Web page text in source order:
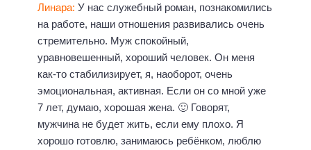
Линара: У нас служебный роман, познакомились
на работе, наши отношения развивались очень
стремительно. Муж спокойный,
уравновешенный, хороший человек. Он меня
как-то стабилизирует, я, наоборот, очень
эмоциональная, активная. Если он со мной уже
7 лет, думаю, хорошая жена. 🙂 Говорят,
мужчина не будет жить, если ему плохо. Я
хорошо готовлю, занимаюсь ребёнком, люблю